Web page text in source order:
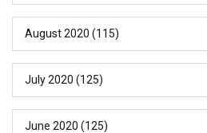
August 2020 (115)
July 2020 (125)
June 2020 (125)